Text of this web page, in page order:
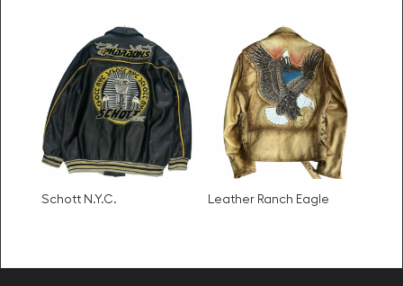
Schott N.Y.C. Leather Ranch Eagle